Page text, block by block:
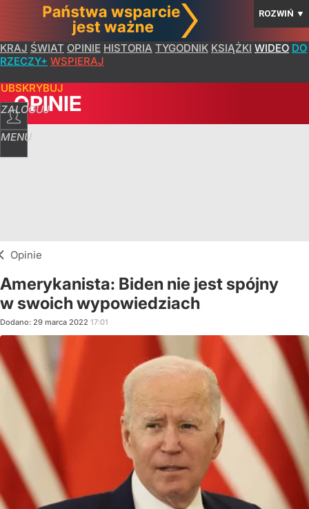
ROZWIŃ ▼
KRAJ ŚWIAT OPINIE HISTORIA TYGODNIK KSIĄŻKI WIDEO DO
RZECZY+ WSPIERAJ
ZALOGUJ
MENU
OPINIE
Opinie
Amerykanista: Biden nie jest spójny
w swoich wypowiedziach
Dodano: 29 marca 2022 17:01